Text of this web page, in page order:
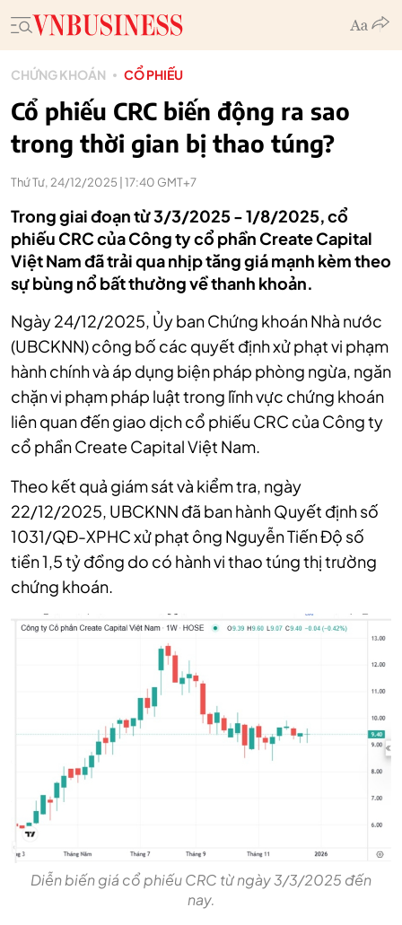
CHỨNG KHOÁN CỔ PHIẾU
Cổ phiếu CRC biến động ra sao
trong thời gian bị thao túng?
Thứ Tư, 24/12/2025 | 17:40 GMT+7
Trong giai đoạn từ 3/3/2025 - 1/8/2025, cổ
phiếu CRC của Công ty cổ phần Create Capital
Việt Nam đã trải qua nhịp tăng giá mạnh kèm theo
sự bùng nổ bất thường về thanh khoản.
Ngày 24/12/2025, Ủy ban Chứng khoán Nhà nước
(UBCKNN) công bố các quyết định xử phạt vi phạm
hành chính và áp dụng biện pháp phòng ngừa, ngăn
chặn vi phạm pháp luật trong lĩnh vực chứng khoán
liên quan đến giao dịch cổ phiếu CRC của Công ty
cổ phần Create Capital Việt Nam.
Theo kết quả giám sát và kiểm tra, ngày
22/12/2025, UBCKNN đã ban hành Quyết định số
1031/QĐ-XPHC xử phạt ông Nguyễn Tiến Độ số
tiền 1,5 tỷ đồng do có hành vi thao túng thị trường
chứng khoán.
Diễn biến giá cổ phiếu CRC từ ngày 3/3/2025 đến
nay.